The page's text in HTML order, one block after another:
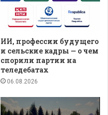
ИИ, профессии будущего
и сельские кадры — о чем
спорили партии на
теледебатах
06.08.2026